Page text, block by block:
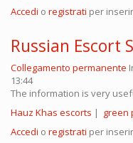
Accedi o registrati per
Russian Escort
Collegamento permanente
13:44
The information is very
Hauz Khas escorts | green
Accedi o registrati per